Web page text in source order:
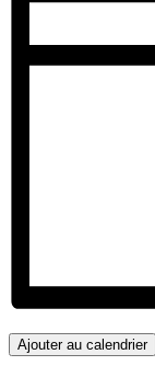
Ajouter au calendrier